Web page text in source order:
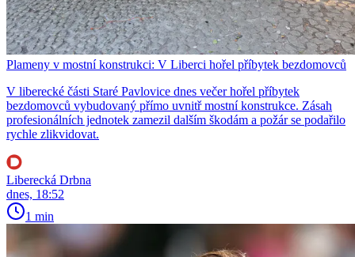
Plameny v mostní konstrukci: V Liberci hořel příbytek bezdomovců
V liberecké části Staré Pavlovice dnes večer hořel příbytek
bezdomovců vybudovaný přímo uvnitř mostní konstrukce. Zásah
profesionálních jednotek zamezil dalším škodám a požár se podařilo
rychle zlikvidovat.
Liberecká Drbna
dnes, 18:52
1 min